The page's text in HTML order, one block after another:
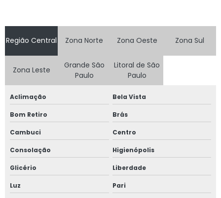
Janela acústica sobrepor
Janela acústica sobreposta
Janela acústica vidro duplo
Janela acústica vidro triplo
Janela alto padrão
Janela com alto padrão acústico
Região Central Zona Norte Zona Oeste Zona Sul
Zona Leste
Grande São
Paulo
Litoral de São
Paulo
Aclimação Bela Vista
Bom Retiro Brás
Cambuci Centro
Consolação Higienópolis
Glicério Liberdade
Luz Pari